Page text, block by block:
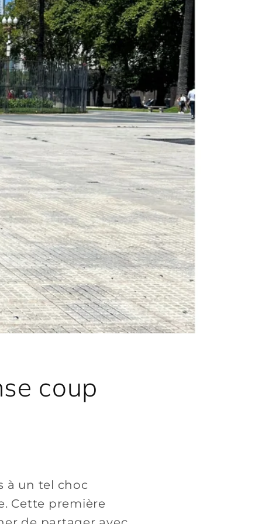
coup
à un tel choc
Cette première